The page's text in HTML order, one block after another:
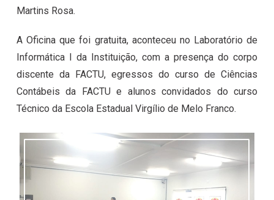
Martins Rosa.
A Oficina que foi gratuita, aconteceu no Laboratório de
Informática I da Instituição, com a presença do corpo
discente da FACTU, egressos do curso de Ciências
Contábeis da FACTU e alunos convidados do curso
Técnico da Escola Estadual Virgílio de Melo Franco.